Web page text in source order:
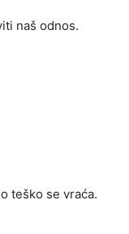
naš odnos.
teško se vraća.